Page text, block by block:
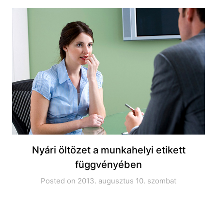
Nyári öltözet a munkahelyi etikett
függvényében
Posted on 2013. augusztus 10. szombat